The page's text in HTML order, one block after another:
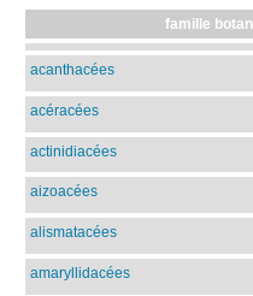
famille
acanthacées
acéracées
actinidiacées
aizoacées
alismatacées
amaryllidacées